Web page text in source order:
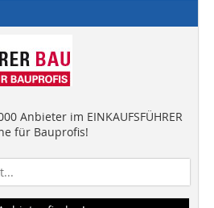
Anbieter im EINKAUFSFÜHRER
für Bauprofis!